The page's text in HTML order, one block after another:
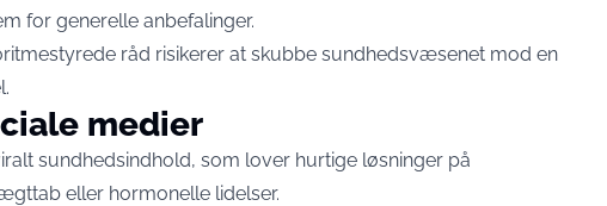
for generelle anbefalinger.
råd risikerer at skubbe sundhedsvæsenet mod en
medier
sundhedsindhold, som lover hurtige løsninger på
eller hormonelle lidelser.